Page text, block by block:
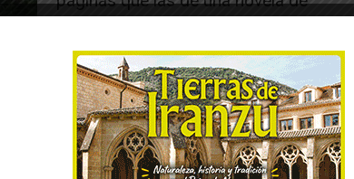
sólo de sus virtudes y anécdotas. Peri
es de esas personas que son otra
cosa. Vamos, que no son personas
a mí me evoca Perico es la que acuñó
Elegido». Perico es “un animal de